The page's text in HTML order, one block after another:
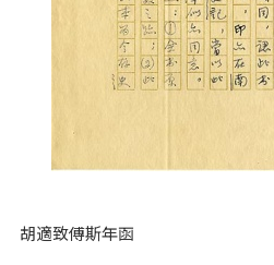
胡適致傅斯年函